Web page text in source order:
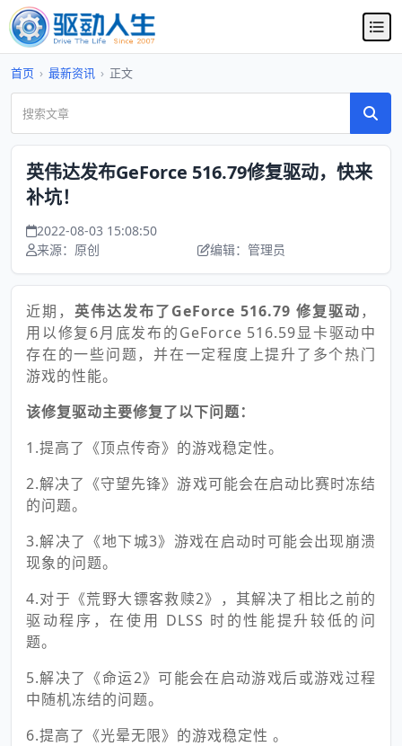
首页 › 最新资讯 › 正文
英伟达发布GeForce 516.79修复驱动，快来
补坑！
2022-08-03 15:08:50
来源：原创
编辑：管理员
近期， 英伟达发布了GeForce 516.79 修复驱动 ，
用以修复6月底发布的GeForce 516.59显卡驱动中
存在的一些问题，并在一定程度上提升了多个热门
游戏的性能。
该修复驱动主要修复了以下问题：
1.提高了《顶点传奇》的游戏稳定性。
2.解决了《守望先锋》游戏可能会在启动比赛时冻结
的问题。
3.解决了《地下城3》游戏在启动时可能会出现崩溃
现象的问题。
4.对于《荒野大镖客救赎2》，其解决了相比之前的
驱动程序，在使用 DLSS 时的性能提升较低的问
题。
5.解决了《命运2》可能会在启动游戏后或游戏过程
中随机冻结的问题。
6.提高了《光晕无限》的游戏稳定性 。